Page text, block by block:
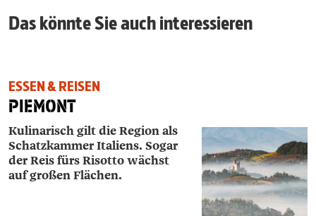
Das könnte Sie auch interessieren
ESSEN & REISEN
PIEMONT
Kulinarisch gilt die Region als
Schatzkammer Italiens. Sogar
der Reis fürs Risotto wächst
auf großen Flächen.